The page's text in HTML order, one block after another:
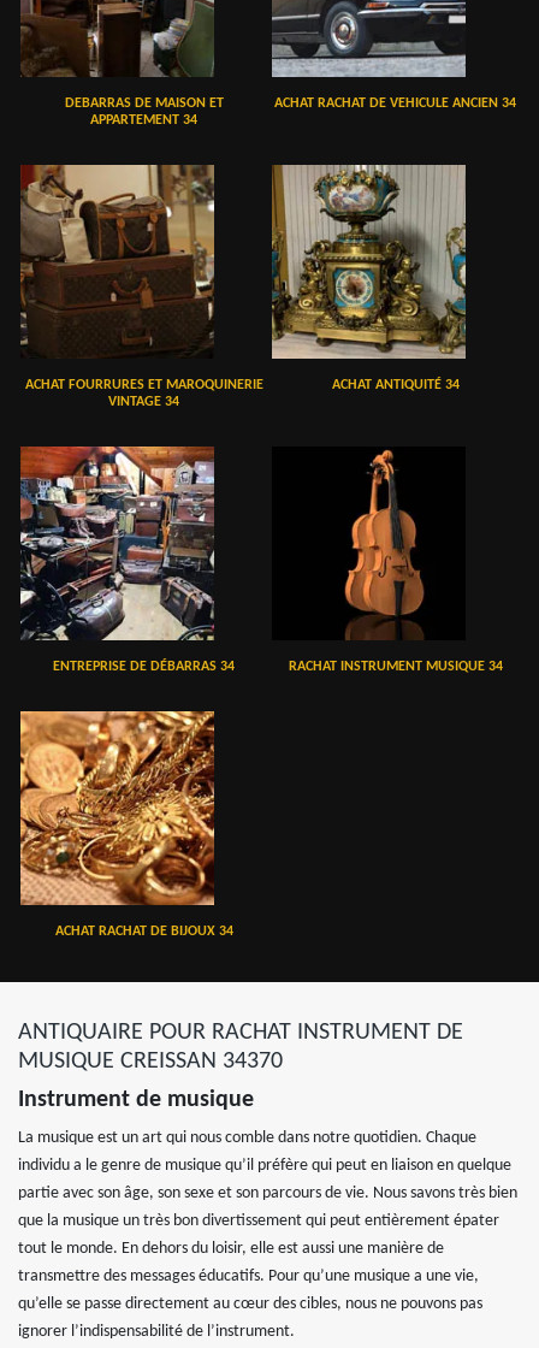
DEBARRAS DE MAISON ET
APPARTEMENT 34
ACHAT RACHAT DE VEHICULE ANCIEN 34
ACHAT FOURRURES ET MAROQUINERIE
VINTAGE 34
ACHAT ANTIQUITÉ 34
ENTREPRISE DE DÉBARRAS 34 RACHAT INSTRUMENT MUSIQUE 34
ACHAT RACHAT DE BIJOUX 34
ANTIQUAIRE POUR RACHAT INSTRUMENT DE
MUSIQUE CREISSAN 34370
Instrument de musique
La musique est un art qui nous comble dans notre quotidien. Chaque
individu a le genre de musique qu’il préfère qui peut en liaison en quelque
partie avec son âge, son sexe et son parcours de vie. Nous savons très bien
que la musique un très bon divertissement qui peut entièrement épater
tout le monde. En dehors du loisir, elle est aussi une manière de
transmettre des messages éducatifs. Pour qu’une musique a une vie,
qu’elle se passe directement au cœur des cibles, nous ne pouvons pas
ignorer l’indispensabilité de l’instrument.